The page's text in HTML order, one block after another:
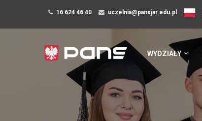
16 624 46 40 uczelnia@pansjar.edu.pl
WYDZIAŁY